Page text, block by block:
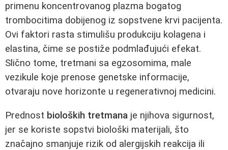
primenu koncentrovanog plazma bogatog
trombocitima dobijenog iz sopstvene krvi pacijenta.
Ovi faktori rasta stimulišu produkciju kolagena i
elastina, čime se postiže podmlađujući efekat.
Slično tome, tretmani sa egzosomima, male
vezikule koje prenose genetske informacije,
otvaraju nove horizonte u regenerativnoj medicini.
Prednost bioloških tretmana je njihova sigurnost,
jer se koriste sopstvi biološki materijali, što
značajno smanjuje rizik od alergijskih reakcija ili